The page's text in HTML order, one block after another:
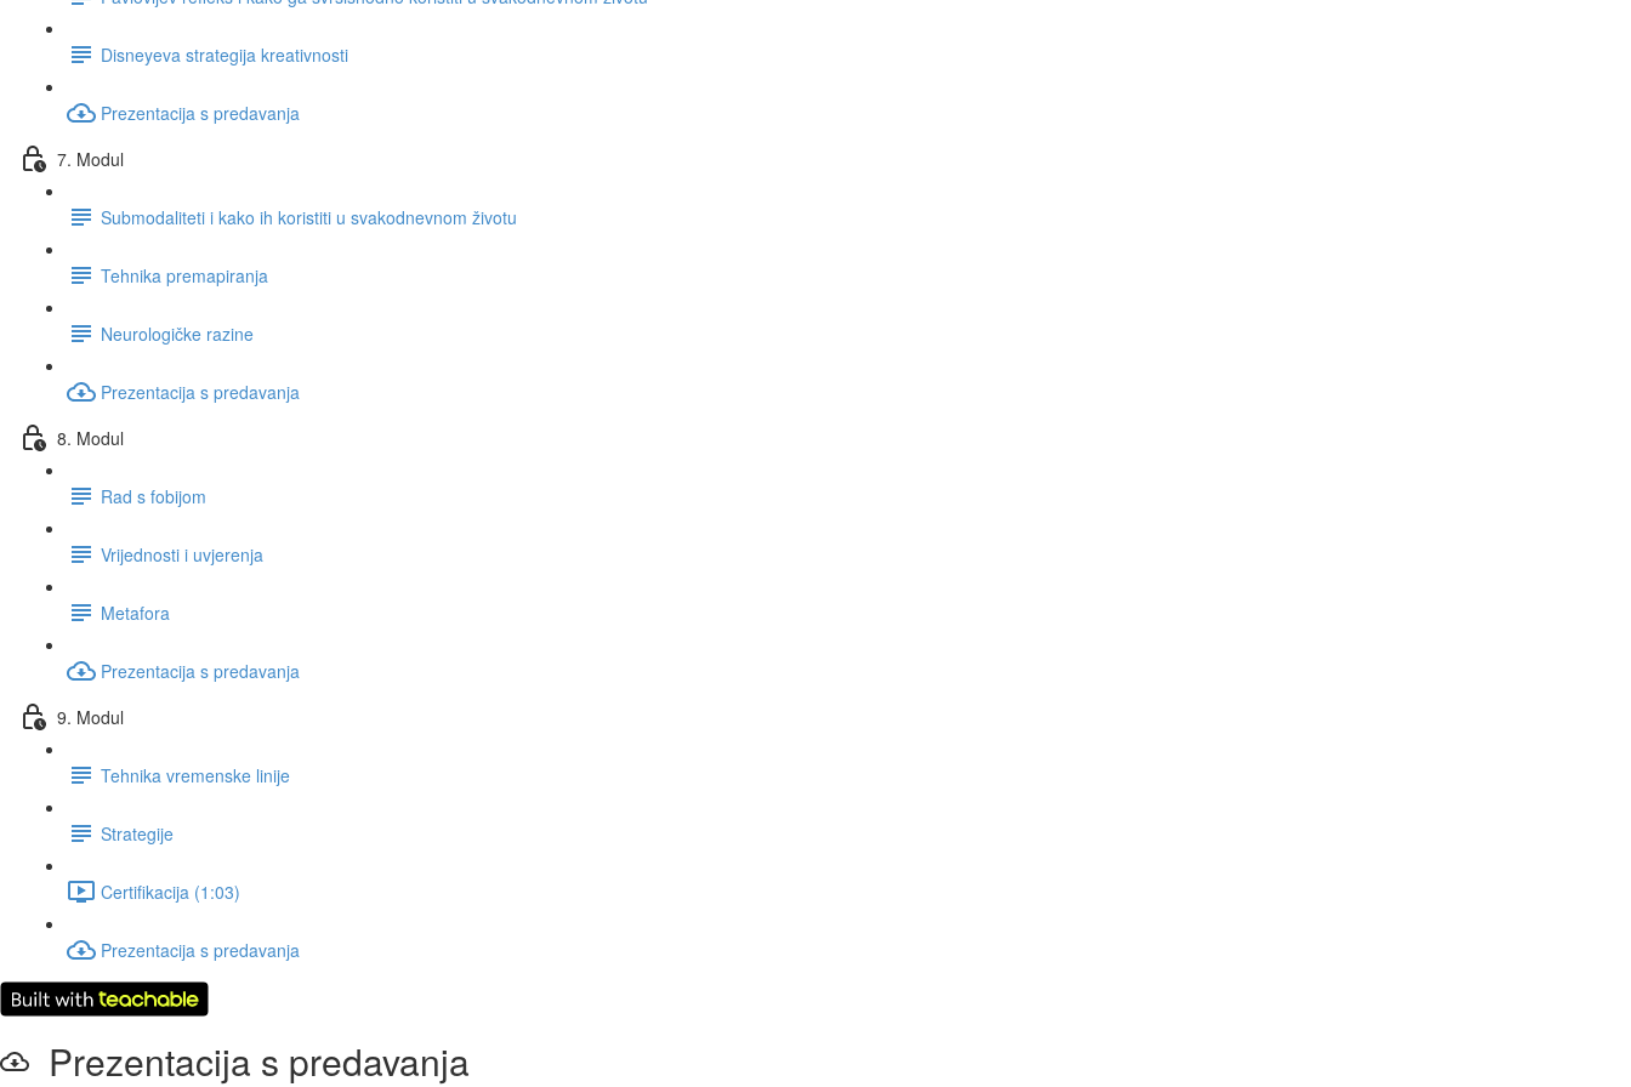
Disneyeva strategija kreativnosti
Prezentacija s predavanja
7. Modul
Submodaliteti i kako ih koristiti u svakodnevnom životu
Tehnika premapiranja
Neurologičke razine
Prezentacija s predavanja
8. Modul
Rad s fobijom
Vrijednosti i uvjerenja
Metafora
Prezentacija s predavanja
9. Modul
Tehnika vremenske linije
Strategije
Certifikacija (1:03)
Prezentacija s predavanja
Prezentacija s predavanja